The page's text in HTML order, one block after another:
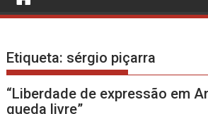
Etiqueta: sérgio piçarra
“Liberdade de expressão em
queda livre”